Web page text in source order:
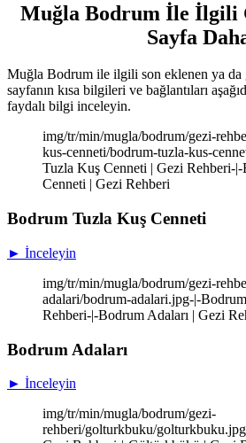
Muğla Bodrum İle İlgili
Sayfa
Muğla Bodrum ile ilgili son eklenen ya da
sayfanın kısa bilgileri ve bağlantıları
faydalı bilgi inceleyin.
img/tr/min/mugla/bodrum/gezi-
kus-cenneti/bodrum-tuzla-kus-
Tuzla Kuş Cenneti | Gezi Rehberi-
Cenneti | Gezi Rehberi
Bodrum Tuzla Kuş Cenneti
► İnceleyin
img/tr/min/mugla/bodrum/gezi-
adalari/bodrum-adalari.jpg-|-
Rehberi-|-Bodrum Adaları | Gezi
Bodrum Adaları
► İnceleyin
img/tr/min/mugla/bodrum/gezi-
rehberi/golturkbuku/